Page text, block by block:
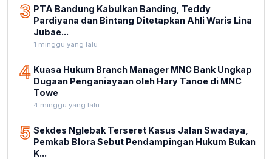
3 PTA Bandung Kabulkan Banding, Teddy
Pardiyana dan Bintang Ditetapkan Ahli Waris Lina
Jubae...
1 minggu yang lalu
4 Kuasa Hukum Branch Manager MNC Bank Ungkap
Dugaan Penganiayaan oleh Hary Tanoe di MNC
Towe
4 minggu yang lalu
5 Sekdes Nglebak Terseret Kasus Jalan Swadaya,
Pemkab Blora Sebut Pendampingan Hukum Bukan
K...